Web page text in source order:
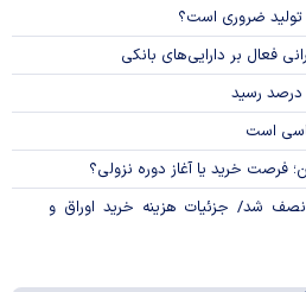
تولید ضروری است؟
فعال بر دارایی‌های بانکی
است
شد/ جزئیات هزینه خرید اوراق و